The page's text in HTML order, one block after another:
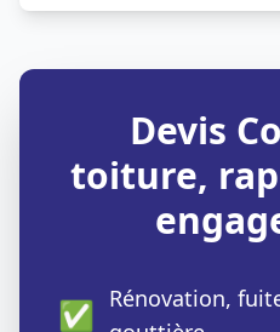
Devis
toiture,
✅ Rénovation,